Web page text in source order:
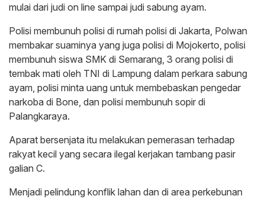
mulai dari judi on line sampai judi sabung ayam.
Polisi membunuh polisi di rumah polisi di Jakarta, Polwan
membakar suaminya yang juga polisi di Mojokerto, polisi
membunuh siswa SMK di Semarang, 3 orang polisi di
tembak mati oleh TNI di Lampung dalam perkara sabung
ayam, polisi minta uang untuk membebaskan pengedar
narkoba di Bone, dan polisi membunuh sopir di
Palangkaraya.
Aparat bersenjata itu melakukan pemerasan terhadap
rakyat kecil yang secara ilegal kerjakan tambang pasir
galian C.
Menjadi pelindung konflik lahan dan di area perkebunan